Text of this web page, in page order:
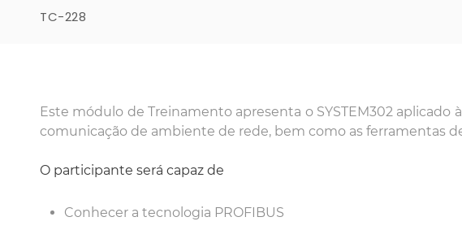
TC-228
Este módulo de Treinamento apresenta o SYSTEM302
comunicação de ambiente de rede, bem como as ferramentas
O participante será capaz de
Conhecer a tecnologia PROFIBUS